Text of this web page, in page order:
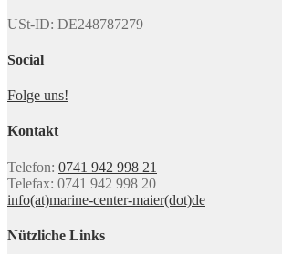
USt-ID: DE248787279
Social
Folge uns!
Kontakt
Telefon: 0741 942 998 21
Telefax: 0741 942 998 20
info(at)marine-center-maier(dot)de
Nützliche Links